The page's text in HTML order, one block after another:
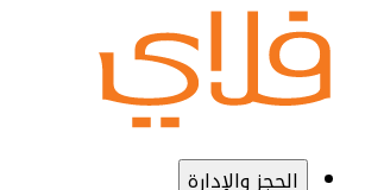
الحجز والإدارة